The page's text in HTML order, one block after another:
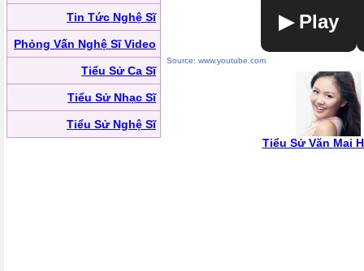
Tin Tức Nghệ Sĩ
Phỏng Vấn Nghệ Sĩ Video
Tiểu Sử Ca Sĩ
Tiểu Sử Nhạc Sĩ
Tiểu Sử Nghệ Sĩ
▶ Play
Source: www.youtube.com
Tiểu Sử Văn Mai